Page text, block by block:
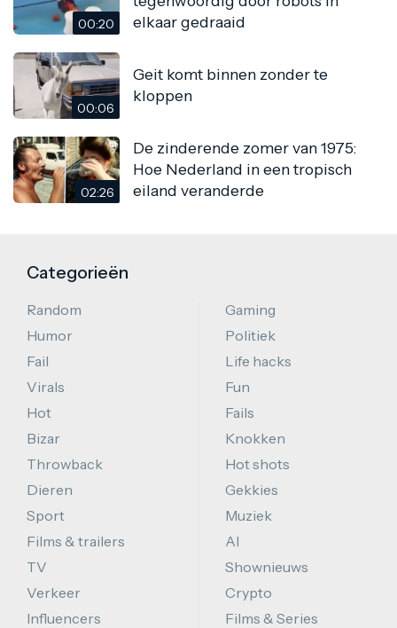
00:20
elkaar gedraaid
00:06
Geit komt binnen zonder te
kloppen
02:26
De zinderende zomer van 1975:
Hoe Nederland in een tropisch
eiland veranderde
Categorieën
Random
Humor
Fail
Virals
Hot
Bizar
Throwback
Dieren
Sport
Films & trailers
TV
Verkeer
Influencers
Gaming
Politiek
Life hacks
Fun
Fails
Knokken
Hot shots
Gekkies
Muziek
AI
Shownieuws
Crypto
Films & Series